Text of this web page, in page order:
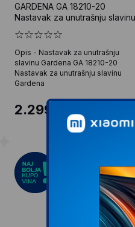
GARDENA GA 18210-20
Nastavak za unutrašnju slavinu
Opis - Nastavak za unutrašnju
slavinu Gardena GA 18210-20
Nastavak za unutrašnju slavinu
Gardena
2.299